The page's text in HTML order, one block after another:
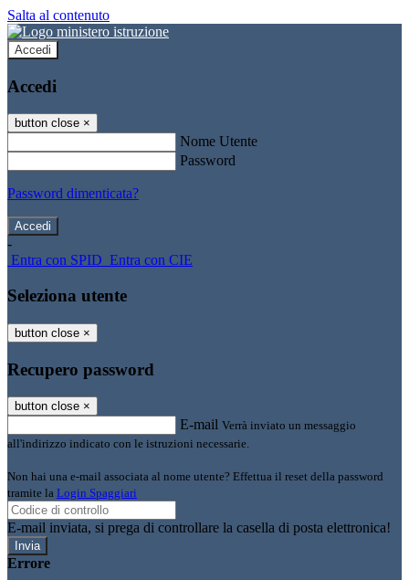
Salta al contenuto
Accedi
Accedi
button close ×
Nome Utente
Password
Password dimenticata?
-
Entra con SPID Entra con CIE
Seleziona utente
button close ×
Recupero password
button close ×
E-mail Verrà inviato un messaggio
all'indirizzo indicato con le istruzioni necessarie.
Non hai una e-mail associata al nome utente? Effettua il reset della password
tramite la Login Spaggiari
E-mail inviata, si prega di controllare la casella di posta elettronica!
Errore